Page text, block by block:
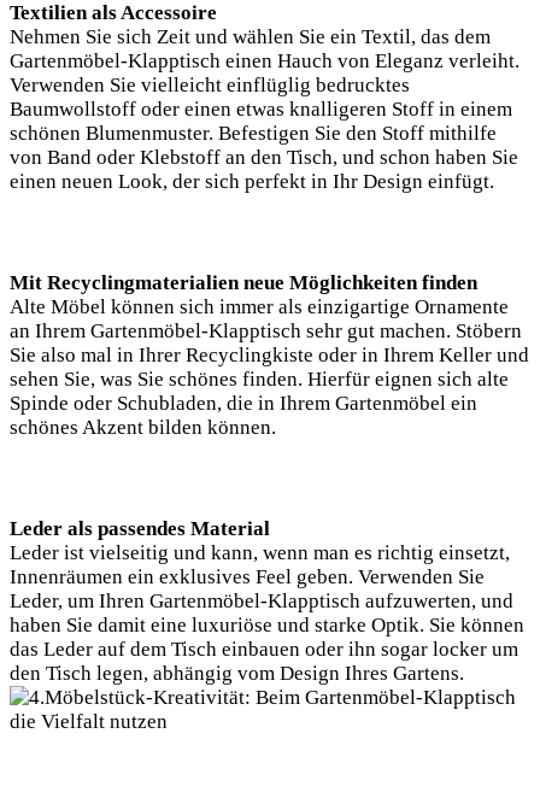
Textilien als Accessoire
Nehmen Sie sich Zeit und wählen Sie ein Textil, das dem
Gartenmöbel-Klapptisch einen Hauch von Eleganz verleiht.
Verwenden Sie vielleicht einflüglig bedrucktes
Baumwollstoff oder einen etwas knalligeren Stoff in einem
schönen Blumenmuster. Befestigen Sie den Stoff mithilfe
von Band oder Klebstoff an den Tisch, und schon haben Sie
einen neuen Look, der sich perfekt in Ihr Design einfügt.
Mit Recyclingmaterialien neue Möglichkeiten finden
Alte Möbel können sich immer als einzigartige Ornamente
an Ihrem Gartenmöbel-Klapptisch sehr gut machen. Stöbern
Sie also mal in Ihrer Recyclingkiste oder in Ihrem Keller und
sehen Sie, was Sie schönes finden. Hierfür eignen sich alte
Spinde oder Schubladen, die in Ihrem Gartenmöbel ein
schönes Akzent bilden können.
Leder als passendes Material
Leder ist vielseitig und kann, wenn man es richtig einsetzt,
Innenräumen ein exklusives Feel geben. Verwenden Sie
Leder, um Ihren Gartenmöbel-Klapptisch aufzuwerten, und
haben Sie damit eine luxuriöse und starke Optik. Sie können
das Leder auf dem Tisch einbauen oder ihn sogar locker um
den Tisch legen, abhängig vom Design Ihres Gartens.